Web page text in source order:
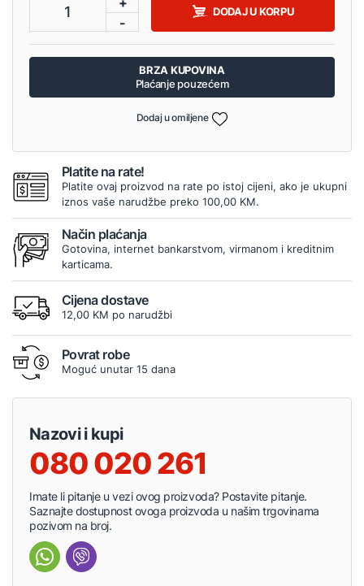
1
-
DODAJ U KORPU
BRZA KUPOVINA
Plaćanje pouzećem
Dodaj u omiljene
Platite na rate!
Platite ovaj proizvod na rate po istoj cijeni, ako je ukupni
iznos vaše narudžbe preko 100,00 KM.
Način plaćanja
Gotovina, internet bankarstvom, virmanom i kreditnim
karticama.
Cijena dostave
12,00 KM po narudžbi
Povrat robe
Moguć unutar 15 dana
Nazovi i kupi
080 020 261
Imate li pitanje u vezi ovog proizvoda? Postavite pitanje.
Saznajte dostupnost ovoga proizvoda u našim trgovinama
pozivom na broj.